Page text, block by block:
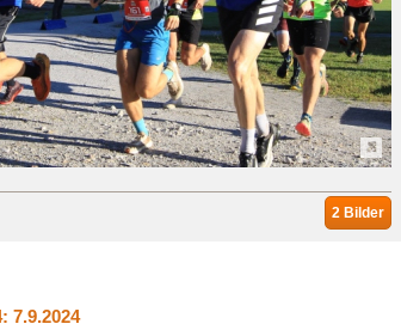
2 Bilder
7.9.2024